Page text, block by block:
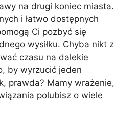
na drugi koniec miasta.
i łatwo dostępnych
Ci pozbyć się
wysiłku. Chyba nikt z
czasu na dalekie
by wyrzucić jeden
prawda? Mamy wrażenie,
polubisz o wiele